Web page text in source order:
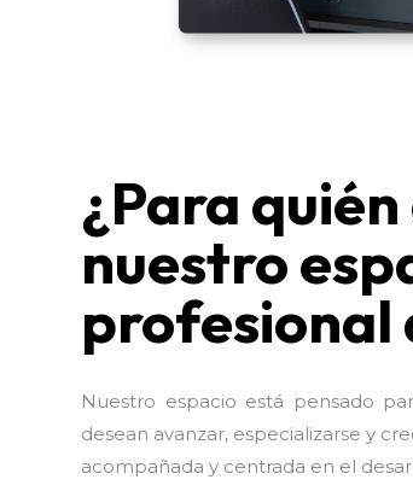
¿Para
nuestro
profesional
Nuestro espacio está pensado
desean avanzar, especializarse y
acompañada y centrada en el